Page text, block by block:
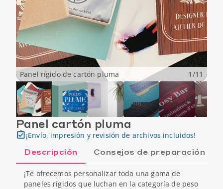
Panel rígido de cartón pluma 1 /11
Panel cartón pluma
¡Envío, impresión y revisión de archivos incluidos!
Descripción Consejos de preparación
¡Te ofrecemos personalizar toda una gama de
paneles rígidos que luchan en la categoría de peso